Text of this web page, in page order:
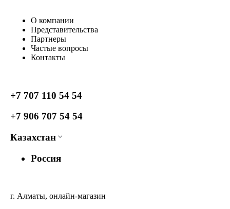
О компании
Представительства
Партнеры
Частые вопросы
Контакты
+7 707 110 54 54
+7 906 707 54 54
Казахстан
Россия
г. Алматы, онлайн-магазин